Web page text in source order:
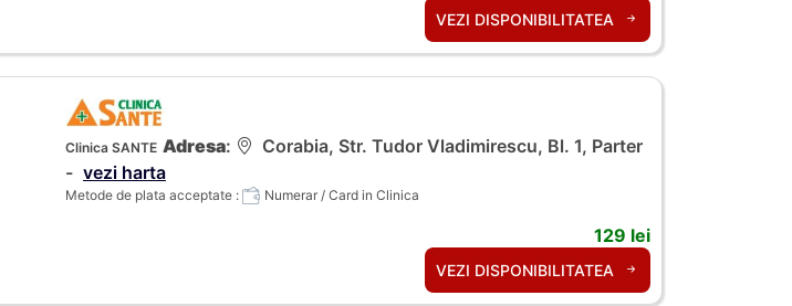
VEZI DISPONIBILITATEA
Clinica SANTE Adresa:
Corabia, Str. Tudor Vladimirescu, Bl. 1, Parter
- vezi harta
Metode de plata acceptate : Numerar / Card in Clinica
129 lei
VEZI DISPONIBILITATEA